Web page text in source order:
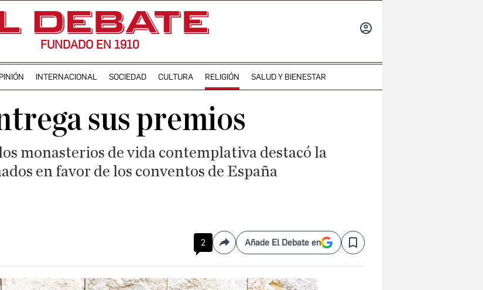
FUNDADO EN 1910
INTERNACIONAL SOCIEDAD CULTURA RELIGIÓN SALUD Y BIENESTAR
sus premios
monasterios de vida contemplativa destacó la
en favor de los conventos de España
2 CompartirAñade El Debate en Save